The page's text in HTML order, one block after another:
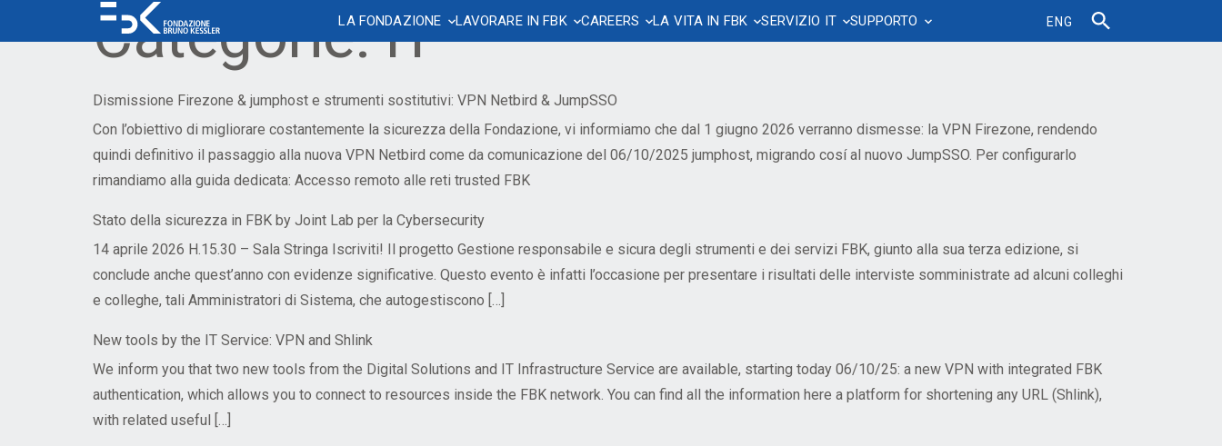
LA FONDAZIONE
Le nostre sedi
Accesso agli edifici
Accesso ai laboratori
Piano di emergenza
Videosorveglianza
Telefonia mobile
Spazi comuni
La biblioteca
Mensa e servizio alternativo
Magazzino
Sale riunioni e conferenze
Autorimesse e parcheggi
Regolamenti
Informative
Joint Lab per la
Cybersecurity
Formazione
Consulenza
Regolamenti e procedure
LAVORARE IN FBK
Flessibilità
Modello di organizzazione del lavoro in
Patto di reciprocità
Autorizzazione attività ed incarichi
Gestione presenze
Permessi e congedi
Ferie
Malattia e infortunio
Maternità, paternità e congedi
Timesheet (MAP)
Sorveglianza sanitaria
Accesso ai laboratori
Segnalazioni anonime –
CAREERS
Selezione del personale
Selezioni ordinarie
Selezioni Tenure Track
Scholars e PhD Program
Contratto di lavoro
Contratto collettivo FBK (CCPL)
Forme di inquadramento
Premialità
Alloggi temporanei
Info utili per personale neoassunto
Leadership, Coaching & Mentoring
Management onboarding
Percorso Tenure Track
Progressioni verticali e orizzontali
Formazione
FBK Academy
Research assessment
Iris e inserimento pubblicazioni
LA VITA IN FBK
Diversity and Inclusion
Piano per l’uguaglianza di genere
Categorie protette
Diversità religiosa e progetto TESEO
Rete Scholars at Risk
Comunichiamo
FBK Newsletters
Brand Book e Kit di Comunicazione
Network Incontriamoci
Sportello d’ascolto
Circolo FBK
Mobilità sostenibile
Piano spostamenti casa-lavoro
SERVIZIO IT
Reti e internet Comunicazione IT
Risorse software Applicazioni e Siti Web
Servizi di archiviazione e
di rete
Webinar IT
SUPPORTO
Sistema ticketing
Finanziamenti su bandi di
ricerca
Viaggi e Servizi Organizzazione eventi Patrimonio
Scholars e PhD Program Template e materiali utili
FAQs Servizio Patrimonio
ENG
Categorie:IT
Dismissione Firezone & jumphost e strumenti sostitutivi: VPN Netbird & JumpSSO
Con l’obiettivo di migliorare costantemente la sicurezza della Fondazione, vi informiamo che dal 1 giugno 2026 verranno dismesse: la VPN Firezone, rendendo
quindi definitivo il passaggio alla nuova VPN Netbird come da comunicazione del 06/10/2025 jumphost, migrando cosí al nuovo JumpSSO. Per configurarlo
rimandiamo alla guida dedicata: Accesso remoto alle reti trusted FBK
Stato della sicurezza in FBK by Joint Lab per la Cybersecurity
14 aprile 2026 H.15.30 – Sala Stringa Iscriviti! Il progetto Gestione responsabile e sicura degli strumenti e dei servizi FBK, giunto alla sua terza edizione, si
conclude anche quest’anno con evidenze significative. Questo evento è infatti l’occasione per presentare i risultati delle interviste somministrate ad alcuni colleghi
e colleghe, tali Amministratori di Sistema, che autogestiscono […]
New tools by the IT Service: VPN and Shlink
We inform you that two new tools from the Digital Solutions and IT Infrastructure Service are available, starting today 06/10/25: a new VPN with integrated FBK
authentication, which allows you to connect to resources inside the FBK network. You can find all the information here a platform for shortening any URL (Shlink),
with related useful […]